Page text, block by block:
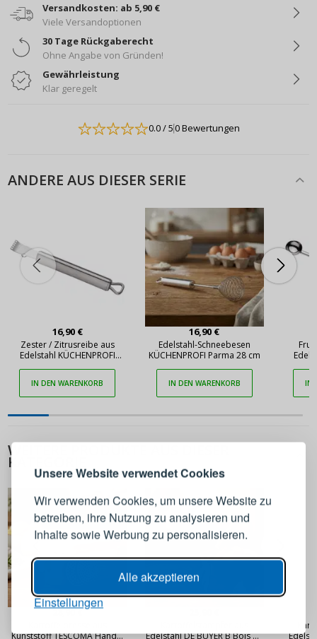
Unsere Website verwendet Cookies
Wir verwenden Cookies, um unsere Website zu
betreiben, ihre Nutzung zu analysieren und
Inhalte sowie Werbung zu personalisieren.
Alle akzeptieren
Einstellungen
Versandkosten: ab 5,90 €
Viele Versandoptionen
30 Tage Rückgaberecht
Ohne Angabe von Gründen!
Gewährleistung
Klar geregelt
0.0/ 50 Bewertungen
ANDERE AUS DIESER SERIE
16,90 €
Zester / Zitrusreibe aus
Edelstahl KÜCHENPROFI
IN DEN WARENKORB
16,90 €
Edelstahl-Schneebesen
KÜCHENPROFI Parma 28 cm
IN DEN WARENKORB IN
WEITERE PRODUKTE AUS DIESER
KATEGORIE
28,90 €
Kunststoff TESCOMA Handy,
Edelstahl DE BUYER B Bois 29
ANMELDEN REGISTRIEREN
Melden Sie sich bei Ihrem
E-Mail-Adresse